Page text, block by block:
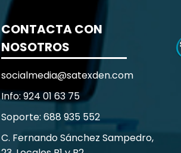
CONTACTA CON
NOSOTROS
socialmedia@satexden.com
Info: 924 01 63 75
Soporte: 688 935 552
C. Fernando Sánchez Sampedro,